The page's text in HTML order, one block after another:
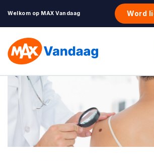
Welkom op MAX Vandaag Word